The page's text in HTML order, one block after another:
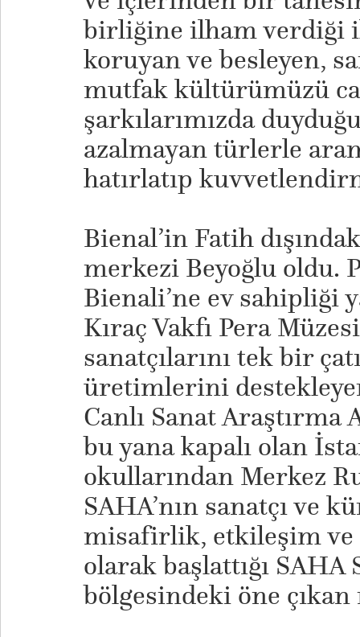
birliğine ilham verdiği
koruyan ve besleyen,
mutfak kültürümüzü
şarkılarımızda
azalmayan türlerle
hatırlatıp
Bienal’in Fatih
merkezi Beyoğlu oldu.
Bienali’ne ev sahipliği
Kıraç Vakfı Pera
sanatçılarını tek bir
üretimlerini
Canlı Sanat Araştırma
bu yana kapalı olan
okullarından Merkez
SAHA’nın sanatçı ve
misafirlik, etkileşim
olarak başlattığı
bölgesindeki öne